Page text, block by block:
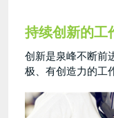
持续创新的工
创新是泉峰不断前
极、有创造力的工